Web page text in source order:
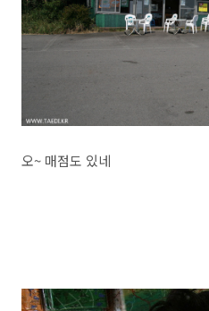
오~ 매점도 있네